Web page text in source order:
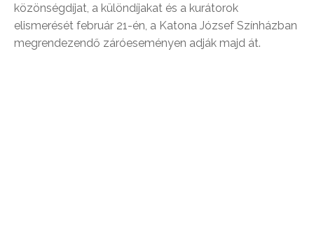
közönségdíjat, a különdíjakat és a kurátorok
elismerését február 21-én, a Katona József Színházban
megrendezendő záróeseményen adják majd át.